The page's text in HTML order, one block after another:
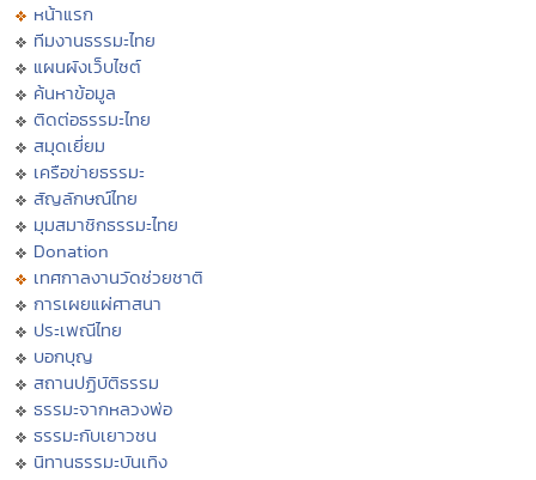
หน้าแรก
ทีมงานธรรมะไทย
แผนผังเว็บไซต์
ค้นหาข้อมูล
ติดต่อธรรมะไทย
สมุดเยี่ยม
เครือข่ายธรรมะ
สัญลักษณ์ไทย
มุมสมาชิกธรรมะไทย
Donation
เทศกาลงานวัดช่วยชาติ
การเผยแผ่ศาสนา
ประเพณีไทย
บอกบุญ
สถานปฏิบัติธรรม
ธรรมะจากหลวงพ่อ
ธรรมะกับเยาวชน
นิทานธรรมะบันเทิง